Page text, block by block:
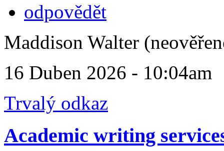
odpovědět
Maddison Walter
16 Duben 2026 - 10:04am
Trvalý odkaz
Academic writing